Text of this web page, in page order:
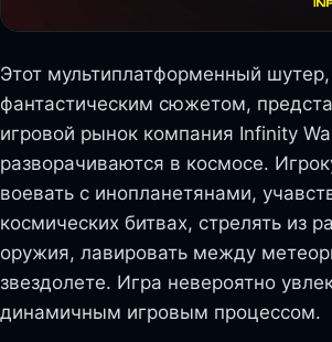
Этот мультиплатформенный
фантастическим сюжетом,
игровой рынок компания Infinity
разворачиваются в космосе.
воевать с инопланетянами,
космических битвах, стрелять из
оружия, лавировать между
звездолете. Игра невероятно
динамичным игровым процессом.